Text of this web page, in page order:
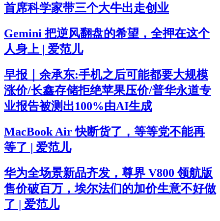
首席科学家带三个大牛出走创业
Gemini 把逆风翻盘的希望，全押在这个
人身上 | 爱范儿
早报｜余承东:手机之后可能都要大规模
涨价/长鑫存储拒绝苹果压价/普华永道专
业报告被测出100%由AI生成
MacBook Air 快断货了，等等党不能再
等了 | 爱范儿
华为全场景新品齐发，尊界 V800 领航版
售价破百万，埃尔法们的加价生意不好做
了 | 爱范儿